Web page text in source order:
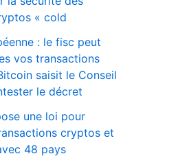
« cold
: le fisc peut
vos transactions
saisit le Conseil
le décret
une loi pour
cryptos et
48 pays